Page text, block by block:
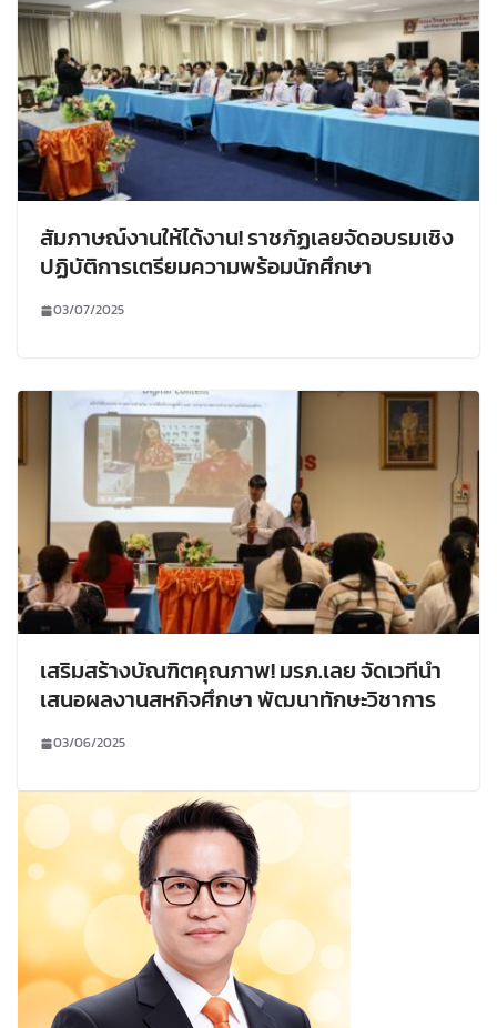
สัมภาษณ์งานให้ได้งาน! ราชภัฏเลยจัดอบรมเชิง
ปฏิบัติการเตรียมความพร้อมนักศึกษา
03/07/2025
เสริมสร้างบัณฑิตคุณภาพ! มรภ.เลย จัดเวทีนำ
เสนอผลงานสหกิจศึกษา พัฒนาทักษะวิชาการ
03/06/2025